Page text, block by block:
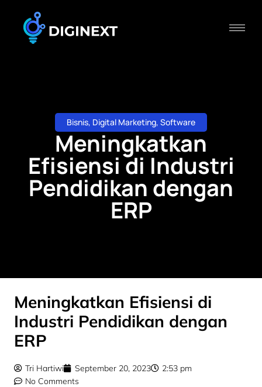
Bisnis, Digital Marketing, Software
Meningkatkan
Efisiensi di Industri
Pendidikan dengan
ERP
Meningkatkan Efisiensi di
Industri Pendidikan dengan
ERP
Tri Hartiwi September 20, 2023
2:53 pm
No Comments